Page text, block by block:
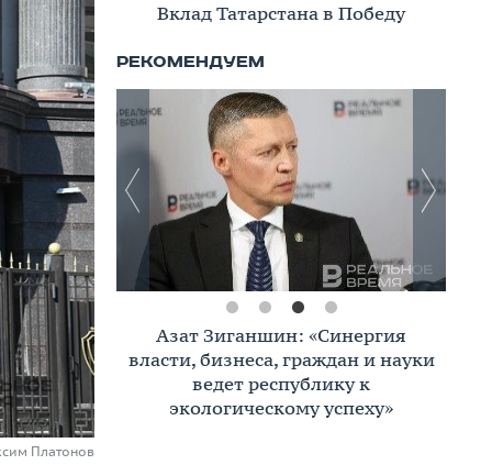
Платонов
Вклад Татарстана в Победу
Азат Зиганшин: «Синергия
власти, бизнеса, граждан и науки
ведет республику к
экологическому успеху»